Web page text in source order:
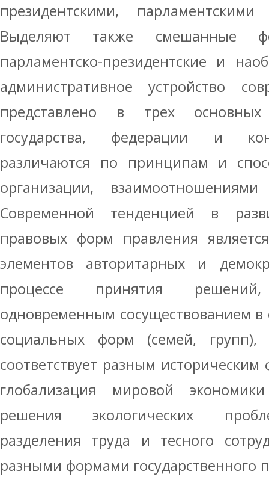
президентскими,
Выделяют также смешанные
парламентско-президентские и
административное устройство
представлено в трех
государства, федерации и
различаются по принципам и
организации,
Современной тенденцией в
правовых форм правления
элементов авторитарных и
процессе принятия
одновременным сосуществованием
социальных форм (семей,
соответствует разным
глобализация мировой
решения экологических
разделения труда и тесного
разными формами государственного